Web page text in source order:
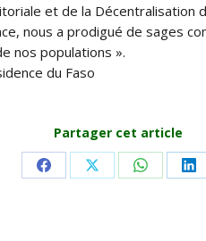
et de la Décentralisation
nous a prodigué de sages
nos populations ».
du Faso
Partager cet article
Share Share Share